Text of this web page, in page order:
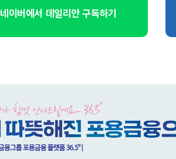
네이버에서 데일리안 구독하기